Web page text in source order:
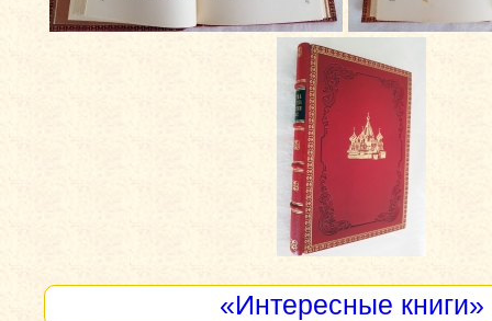
«Интересные книги»